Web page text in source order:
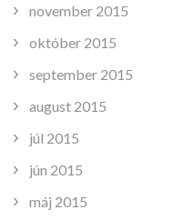
november 2015
október 2015
september 2015
august 2015
júl 2015
jún 2015
máj 2015